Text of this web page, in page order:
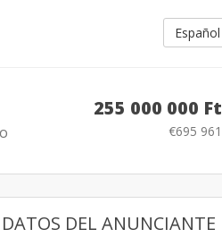
Español
255 000 000 Ft
€695 961
DATOS DEL ANUNCIANTE